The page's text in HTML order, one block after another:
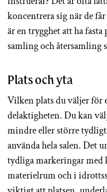
koncentrera sig när de
är en trygghet att ha fasta
samling och återsamling
Plats och yta
Vilken plats du väljer för
delaktigheten. Du kan
mindre eller större
använda hela salen. Det
tydliga markeringar med
materielrum och i